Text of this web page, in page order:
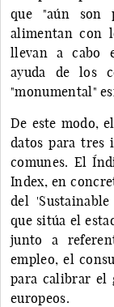
que "aún son
alimentan con
llevan a cabo
ayuda de los
"monumental"
De este modo,
datos para tres
comunes. El
Index, en
del
que sitúa el
junto a
empleo, el
para calibrar el
europeos.